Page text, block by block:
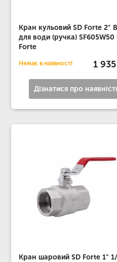
Кран кульовий SD Forte 2"
для води (ручка) SF605W50
Forte
Немає в наявності 1
Дізнатися про
Кран шаровий SD Forte 1"